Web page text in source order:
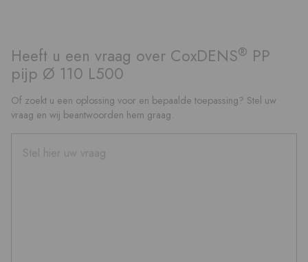
Heeft u een vraag over CoxDENS® PP
pijp Ø 110 L500
Of zoekt u een oplossing voor en bepaalde toepassing? Stel uw
vraag en wij beantwoorden hem graag.